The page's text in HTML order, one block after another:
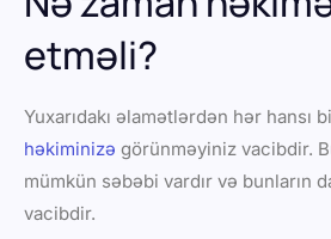
etməli?
Yuxarıdakı əlamətlərdən hər hansı
həkiminizə görünməyiniz vacibdir.
mümkün səbəbi vardır və bunların
vacibdir.